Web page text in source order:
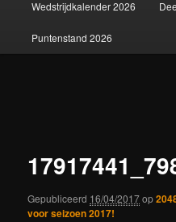
Wedstrijdkalender 2026
Puntenstand 2026
Gepubliceerd 16/04/2017op
voor seizoen 2017!